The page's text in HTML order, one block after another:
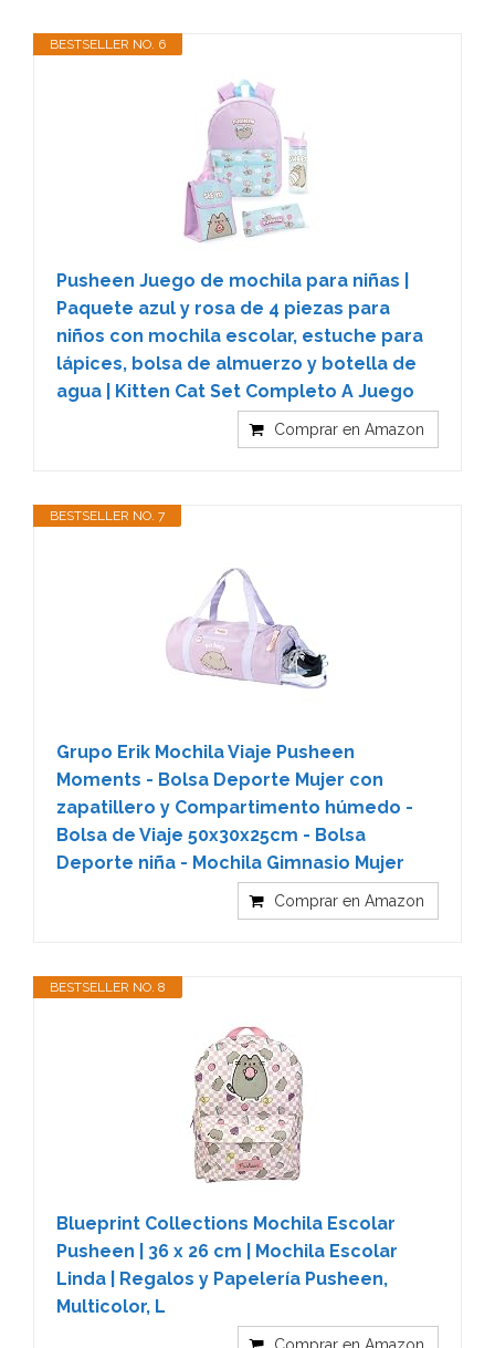
BESTSELLER NO. 6
Pusheen Juego de mochila para niñas |
Paquete azul y rosa de 4 piezas para
niños con mochila escolar, estuche para
lápices, bolsa de almuerzo y botella de
agua | Kitten Cat Set Completo A Juego
Comprar en Amazon
BESTSELLER NO. 7
Grupo Erik Mochila Viaje Pusheen
Moments - Bolsa Deporte Mujer con
zapatillero y Compartimento húmedo -
Bolsa de Viaje 50x30x25cm - Bolsa
Deporte niña - Mochila Gimnasio Mujer
Comprar en Amazon
BESTSELLER NO. 8
Blueprint Collections Mochila Escolar
Pusheen | 36 x 26 cm | Mochila Escolar
Linda | Regalos y Papelería Pusheen,
Multicolor, L
Comprar en Amazon